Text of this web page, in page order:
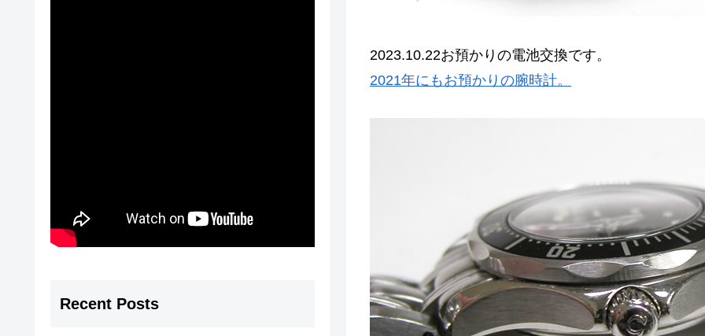
2023.10.22お預かりの電池交換です。
2021年にもお預かりの腕時計。
Recent Posts